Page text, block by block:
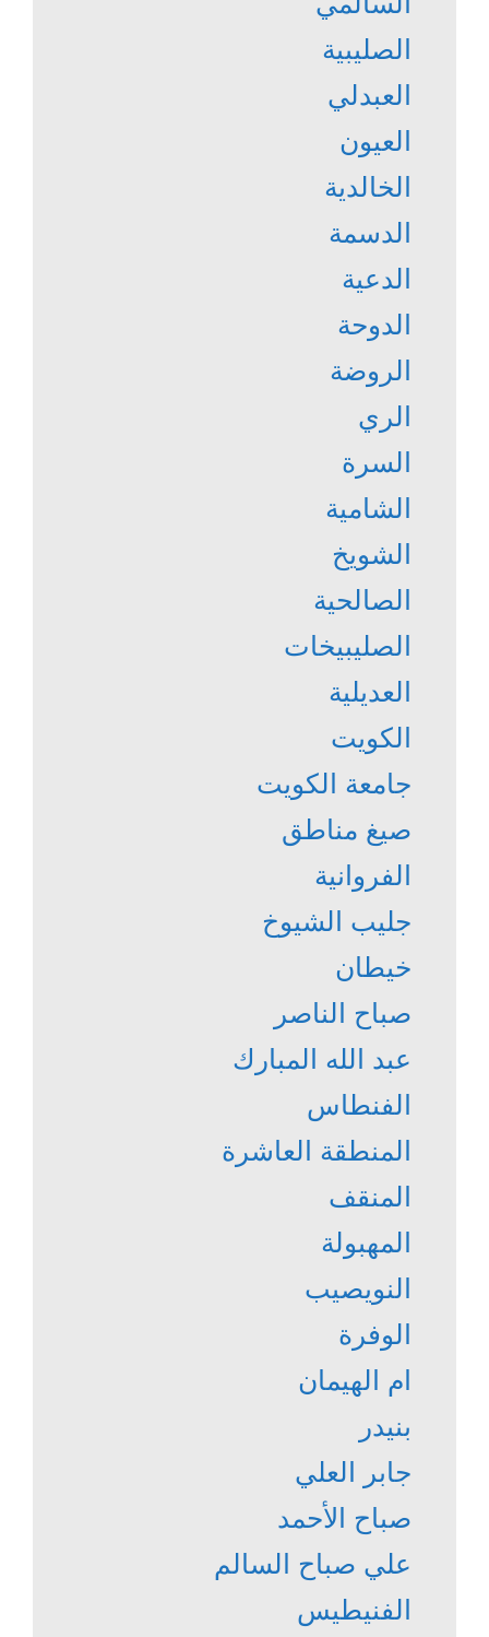
الصليبية
العبدلي
العيون
الخالدية
الدسمة
الدعية
الدوحة
الروضة
الري
السرة
الشامية
الشويخ
الصالحية
الصليبيخات
العديلية
الكويت
جامعة الكويت
صيغ مناطق
الفروانية
جليب الشيوخ
خيطان
صباح الناصر
عبد الله المبارك
الفنطاس
المنطقة العاشرة
المنقف
المهبولة
النويصيب
الوفرة
ام الهيمان
بنيدر
جابر العلي
صباح الأحمد
علي صباح السالم
الفنيطيس